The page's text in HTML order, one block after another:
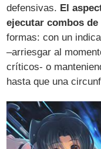
defensivas. El
ejecutar combos de
formas: con un
–arriesgar al
críticos- o
hasta que una